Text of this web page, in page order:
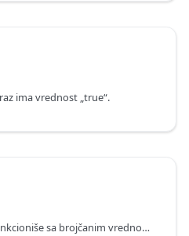
ima vrednost „true“.
Vraća prosek vrednosti. Funkcioniše sa brojčanim vrednostima, vrednostima datuma, datuma i vremena, datuma i vremenske zone, i trajanja.